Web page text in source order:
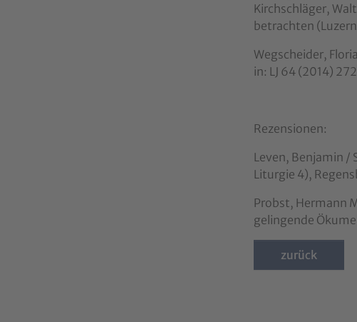
Kirchschläger,
betrachten
Wegscheider,
in: LJ 64 (2014)
Rezensionen:
Leven, Benjamin /
Liturgie 4),
Probst, Hermann
gelingende
zurück